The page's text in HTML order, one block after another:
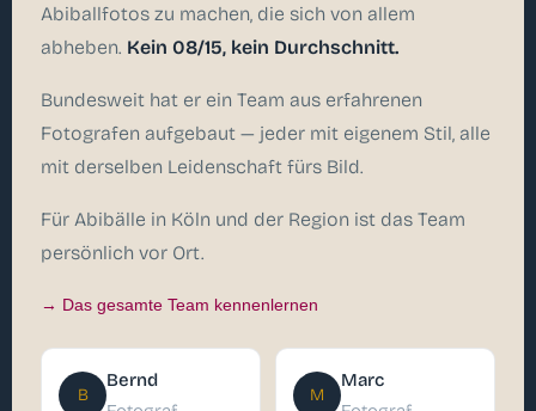
Abiballfotos zu machen, die sich von allem
abheben. Kein 08/15, kein Durchschnitt.
Bundesweit hat er ein Team aus erfahrenen
Fotografen aufgebaut — jeder mit eigenem Stil, alle
mit derselben Leidenschaft fürs Bild.
Für Abibälle in Köln und der Region ist das Team
persönlich vor Ort.
→ Das gesamte Team kennenlernen
B
Bernd
M
Marc